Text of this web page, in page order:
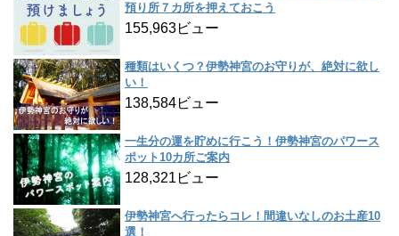
預り所７カ所を押えておこう
155,963ビュー
種類はいくつ？伊勢神宮のお守りが、絶対に欲し
い！
138,584ビュー
一生分の運を貯めに行こう！伊勢神宮のパワース
ポット10カ所ご案内
128,321ビュー
伊勢神宮へ行ったらコレ！間違いなしのお土産10
選！